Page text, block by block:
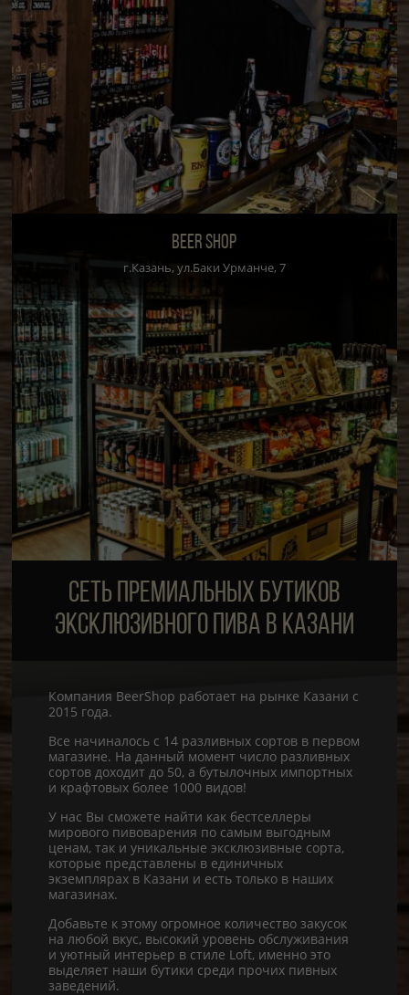
BEER SHOP
г.Казань, ул.Баки Урманче, 7
СЕТЬ ПРЕМИАЛЬНЫХ БУТИКОВ
ЭКСКЛЮЗИВНОГО ПИВА В КАЗАНИ
Компания BeerShop работает на рынке Казани с
2015 года.
Все начиналось с 14 разливных сортов в первом
магазине. На данный момент число разливных
сортов доходит до 50, а бутылочных импортных
и крафтовых более 1000 видов!
У нас Вы сможете найти как бестселлеры
мирового пивоварения по самым выгодным
ценам, так и уникальные эксклюзивные сорта,
которые представлены в единичных
экземплярах в Казани и есть только в наших
магазинах.
Добавьте к этому огромное количество закусок
на любой вкус, высокий уровень обслуживания
и уютный интерьер в стиле Loft, именно это
выделяет наши бутики среди прочих пивных
заведений.